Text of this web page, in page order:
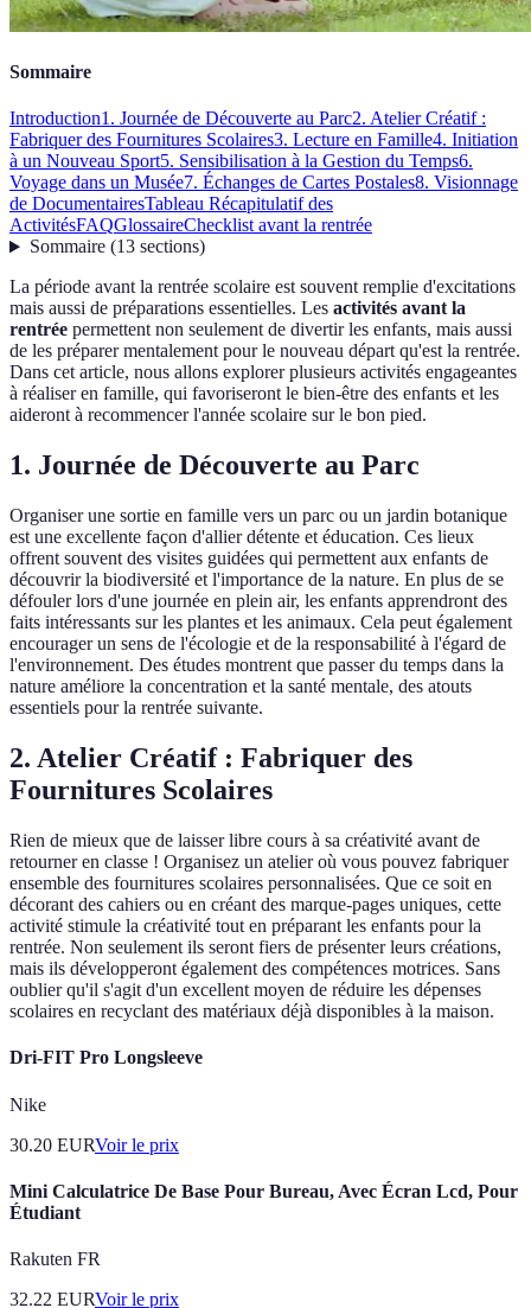
Sommaire
Introduction1. Journée de Découverte au Parc2. Atelier Créatif :
Fabriquer des Fournitures Scolaires3. Lecture en Famille4. Initiation
à un Nouveau Sport5. Sensibilisation à la Gestion du Temps6.
Voyage dans un Musée7. Échanges de Cartes Postales8. Visionnage
de DocumentairesTableau Récapitulatif des
ActivitésFAQGlossaireChecklist avant la rentrée
Sommaire(13 sections)
La période avant la rentrée scolaire est souvent remplie d'excitations
mais aussi de préparations essentielles. Les activités avant la
rentrée permettent non seulement de divertir les enfants, mais aussi
de les préparer mentalement pour le nouveau départ qu'est la rentrée.
Dans cet article, nous allons explorer plusieurs activités engageantes
à réaliser en famille, qui favoriseront le bien-être des enfants et les
aideront à recommencer l'année scolaire sur le bon pied.
1. Journée de Découverte au Parc
Organiser une sortie en famille vers un parc ou un jardin botanique
est une excellente façon d'allier détente et éducation. Ces lieux
offrent souvent des visites guidées qui permettent aux enfants de
découvrir la biodiversité et l'importance de la nature. En plus de se
défouler lors d'une journée en plein air, les enfants apprendront des
faits intéressants sur les plantes et les animaux. Cela peut également
encourager un sens de l'écologie et de la responsabilité à l'égard de
l'environnement. Des études montrent que passer du temps dans la
nature améliore la concentration et la santé mentale, des atouts
essentiels pour la rentrée suivante.
2. Atelier Créatif : Fabriquer des
Fournitures Scolaires
Rien de mieux que de laisser libre cours à sa créativité avant de
retourner en classe ! Organisez un atelier où vous pouvez fabriquer
ensemble des fournitures scolaires personnalisées. Que ce soit en
décorant des cahiers ou en créant des marque-pages uniques, cette
activité stimule la créativité tout en préparant les enfants pour la
rentrée. Non seulement ils seront fiers de présenter leurs créations,
mais ils développeront également des compétences motrices. Sans
oublier qu'il s'agit d'un excellent moyen de réduire les dépenses
scolaires en recyclant des matériaux déjà disponibles à la maison.
Dri-FIT Pro Longsleeve
Nike
30.20 EURVoir le prix
Mini Calculatrice De Base Pour Bureau, Avec Écran Lcd, Pour
Étudiant
Rakuten FR
32.22 EURVoir le prix